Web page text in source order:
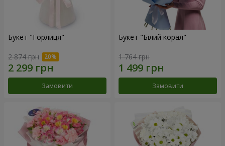
Букет "Горлиця"
2 874 грн
Замовити
Букет "Білий корал"
1 764 грн
Замовити